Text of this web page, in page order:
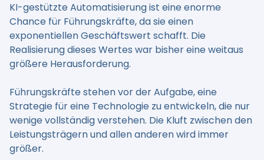
KI-gestützte Automatisierung ist eine enorme
Chance für Führungskräfte, da sie einen
exponentiellen Geschäftswert schafft. Die
Realisierung dieses Wertes war bisher eine weitaus
größere Herausforderung.
Führungskräfte stehen vor der Aufgabe, eine
Strategie für eine Technologie zu entwickeln, die nur
wenige vollständig verstehen. Die Kluft zwischen den
Leistungsträgern und allen anderen wird immer
größer.